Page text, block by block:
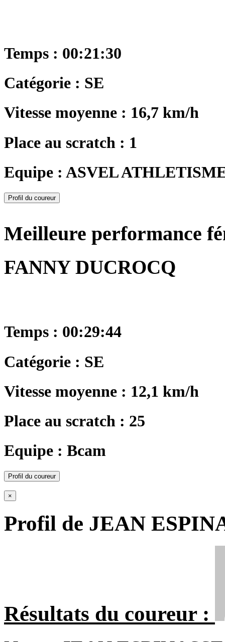
Temps : 00:21:30
Catégorie : SE
Vitesse moyenne : 16,7 km/h
Place au scratch : 1
Equipe : ASVEL
Profil du coureur
Meilleure performance
FANNY DUCROCQ
Temps : 00:29:44
Catégorie : SE
Vitesse moyenne : 12,1 km/h
Place au scratch : 25
Equipe : Bcam
Profil du coureur
×
Profil de JEAN
Résultats du coureur :